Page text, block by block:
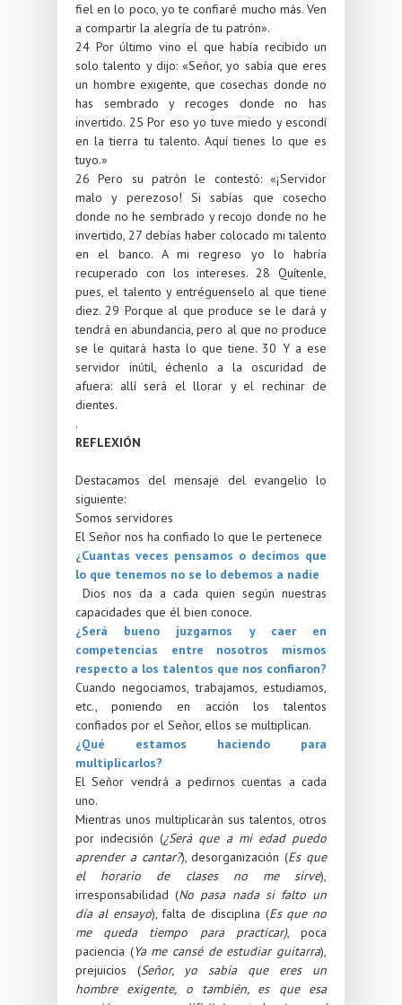
fiel en lo poco, yo te confiaré mucho más. Ven
a compartir la alegría de tu patrón».
24 Por último vino el que había recibido un
solo talento y dijo: «Señor, yo sabía que eres
un hombre exigente, que cosechas donde no
has sembrado y recoges donde no has
invertido. 25 Por eso yo tuve miedo y escondí
en la tierra tu talento. Aquí tienes lo que es
tuyo.»
26 Pero su patrón le contestó: «¡Servidor
malo y perezoso! Si sabías que cosecho
donde no he sembrado y recojo donde no he
invertido, 27 debías haber colocado mi talento
en el banco. A mi regreso yo lo habría
recuperado con los intereses.28 Quítenle,
pues, el talento y entréguenselo al que tiene
diez.29 Porque al que produce se le dará y
tendrá en abundancia, pero al que no produce
se le quitará hasta lo que tiene. 30 Y a ese
servidor inútil, échenlo a la oscuridad de
afuera: allí será el llorar y el rechinar de
dientes.
.
REFLEXIÓN
Destacamos del mensaje del evangelio lo
siguiente:
Somos servidores
El Señor nos ha confiado lo que le pertenece
¿Cuantas veces pensamos o decimos que
lo que tenemos no se lo debemos a nadie
Dios nos da a cada quien según nuestras
capacidades que él bien conoce.
¿Será bueno juzgarnos y caer en
competencias entre nosotros mismos
respecto a los talentos que nos confiaron?
Cuando negociamos, trabajamos, estudiamos,
etc., poniendo en acción los talentos
confiados por el Señor, ellos se multiplican.
¿Qué estamos haciendo para
multiplicarlos?
El Señor vendrá a pedirnos cuentas a cada
uno.
Mientras unos multiplicarán sus talentos, otros
por indecisión (¿Será que a mi edad puedo
aprender a cantar?), desorganización (Es que
el horario de clases no me sirve),
irresponsabilidad (No pasa nada si falto un
día al ensayo), falta de disciplina (Es que no
me queda tiempo para practicar), poca
paciencia (Ya me cansé de estudiar guitarra),
prejuicios (Señor, yo sabía que eres un
hombre exigente, o también, es que esa